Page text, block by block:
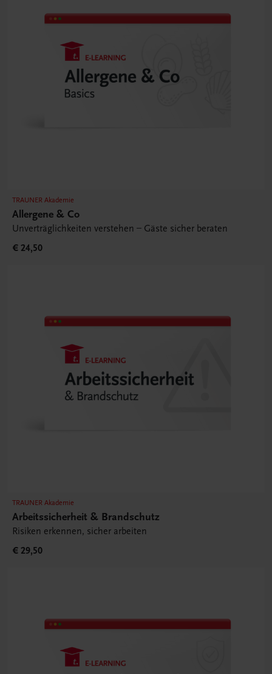
TRAUNER Akademie
Allergene & Co
Unverträglichkeiten verstehen – Gäste sicher beraten
€ 24,50
TRAUNER Akademie
Arbeitssicherheit & Brandschutz
Risiken erkennen, sicher arbeiten
€ 29,50